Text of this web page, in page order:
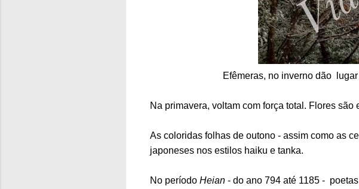
Efêmeras, no inverno dão
Na primavera, voltam com força total. Flores
As coloridas folhas de outono - assim como as
japoneses nos estilos haiku e tanka.
No período Heian - do ano 794 até 1185 -